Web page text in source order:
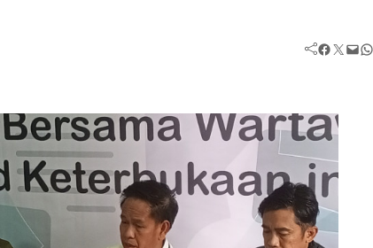
Facebook Twitter Mail WhatsApp